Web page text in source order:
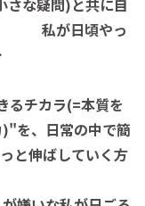
さな疑問)と共に自
。 私が日頃やっ
るチカラ(=本質を
を、日常の中で簡
と伸ばしていく方